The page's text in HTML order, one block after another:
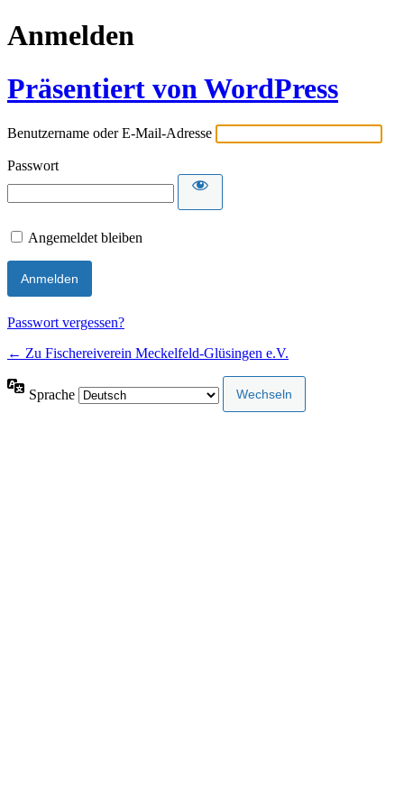
Anmelden
Präsentiert von WordPress
Benutzername oder E-Mail-Adresse
Passwort
Angemeldet bleiben
Passwort vergessen?
← Zu Fischereiverein Meckelfeld-Glüsingen e.V.
Sprache